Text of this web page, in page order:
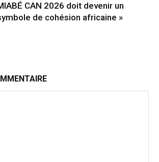
CAN 2026 doit devenir un
de cohésion africaine »